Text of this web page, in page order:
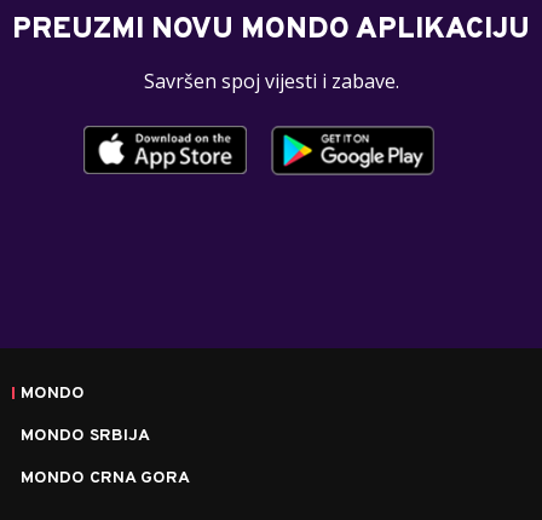
PREUZMI NOVU MONDO APLIKACIJU
Savršen spoj vijesti i zabave.
MONDO
MONDO SRBIJA
MONDO CRNA GORA